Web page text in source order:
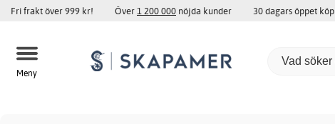
Fri frakt över 999 kr! Över1 200 000 nöjda kunder 30 dagars öppet köp
Meny